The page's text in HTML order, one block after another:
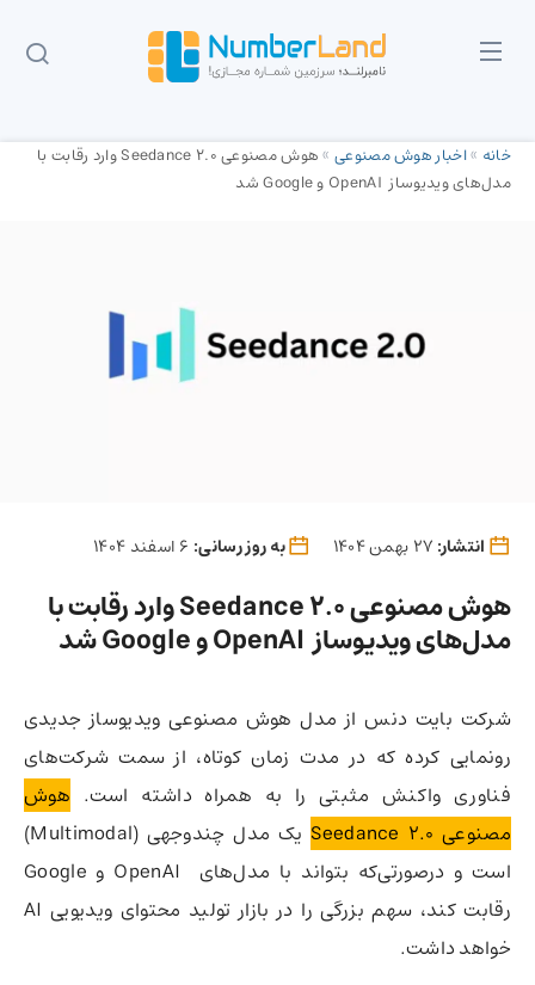
خانه »اخبار هوش مصنوعی»
هوش مصنوعی Seedance 2.0 وارد رقابت با
مدل‌های ویدیوساز OpenAI و Google شد
انتشار: به روز رسانی:
هوش مصنوعی Seedance 2.0 وارد رقابت با
مدل‌های ویدیوساز OpenAI و Google شد
شرکت بایت دنس از مدل هوش مصنوعی ویدیوساز جدیدی
رونمایی کرده که در مدت زمان کوتاه، از سمت شرکت‌های
فناوری واکنش مثبتی را به همراه داشته است. هوش
مصنوعی Seedance 2.0
یک مدل چندوجهی (Multimodal)
است و درصورتی‌که بتواند با مدل‌های OpenAI و Google
رقابت کند، سهم بزرگی را در بازار تولید محتوای ویدیویی AI
خواهد داشت.